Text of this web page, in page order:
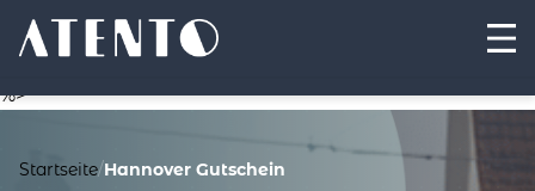
%>
Startseite/Hannover Gutschein